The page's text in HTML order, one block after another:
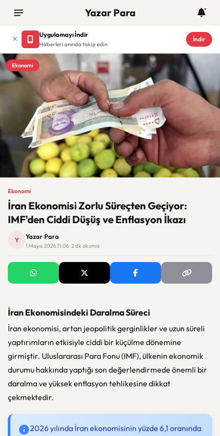
Yazar Para
Uygulamayı İndir
Haberleri anında takip edin
İndir
Ekonomi
Ekonomi
İran Ekonomisi Zorlu Süreçten Geçiyor:
IMF'den Ciddi Düşüş ve Enflasyon İkazı
Y Yazar Para
1 Mayıs 2026 11:06 · 2 dk okuma
İran Ekonomisindeki Daralma Süreci
İran ekonomisi, artan jeopolitik gerginlikler ve uzun süreli
yaptırımların etkisiyle ciddi bir küçülme dönemine
girmiştir. Uluslararası Para Fonu (IMF), ülkenin ekonomik
durumu hakkında yaptığı son değerlendirmede önemli bir
daralma ve yüksek enflasyon tehlikesine dikkat
çekmektedir.
2026 yılında İran ekonomisinin yüzde 6,1 oranında